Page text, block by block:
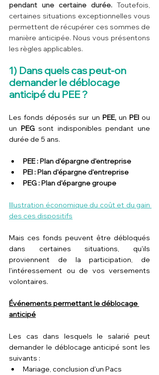
pendant une certaine durée. Toutefois,
certaines situations exceptionnelles vous
permettent de récupérer ces sommes de
manière anticipée. Nous vous présentons
les règles applicables.
1) Dans quels cas peut-on
demander le déblocage
anticipé du PEE ?
Les fonds déposés sur un PEE, un PEI ou
un PEG sont indisponibles pendant une
durée de 5 ans.
PEE : Plan d'épargne d'entreprise
PEI : Plan d'épargne d'entreprise
PEG : Plan d'épargne groupe
Illustration économique du coût et du gain
des ces dispositifs
Mais ces fonds peuvent être débloqués
dans certaines situations, qu'ils
proviennent de la participation, de
l'intéressement ou de vos versements
volontaires.
Événements permettant le déblocage
anticipé
Les cas dans lesquels le salarié peut
demander le déblocage anticipé sont les
suivants :
Mariage, conclusion d'un Pacs